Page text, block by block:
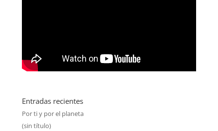
Entradas recientes
Por ti y por el planeta
(sin título)